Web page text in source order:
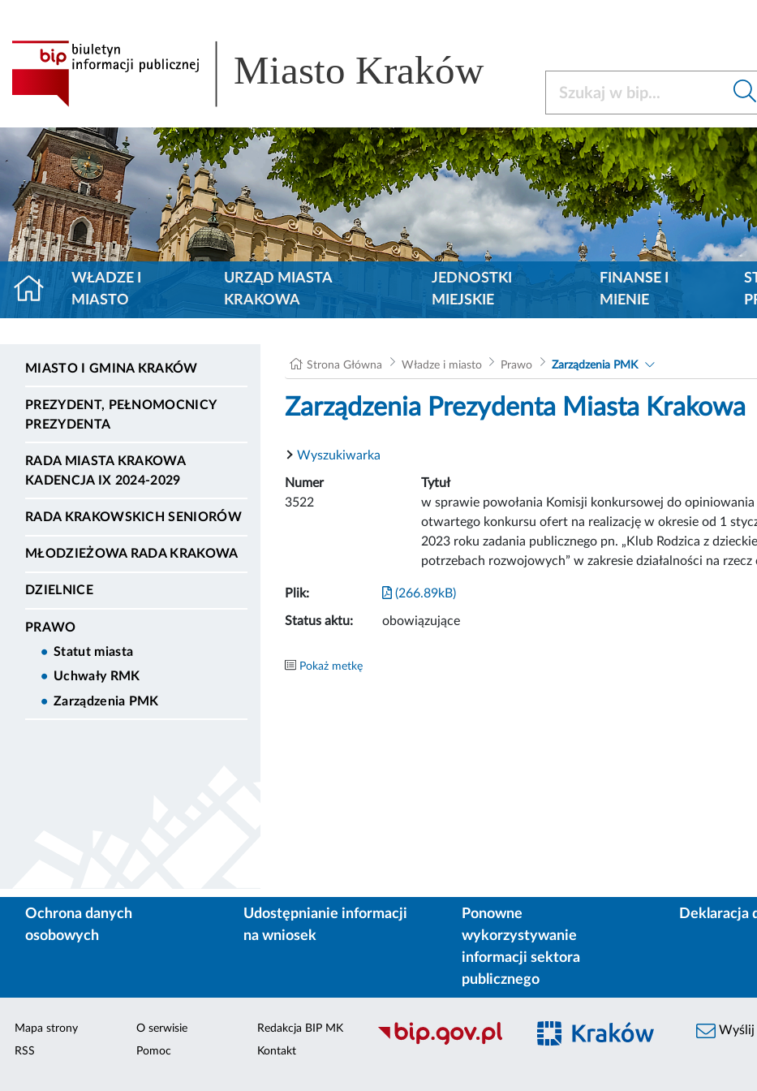
Miasto Kraków
WŁADZE I
MIASTO
URZĄD MIASTA
KRAKOWA
JEDNOSTKI
MIEJSKIE
FINANSE I
MIENIE
MIASTO I GMINA KRAKÓW
PREZYDENT, PEŁNOMOCNICY
PREZYDENTA
RADA MIASTA KRAKOWA
KADENCJA IX 2024-2029
RADA KRAKOWSKICH SENIORÓW
MŁODZIEŻOWA RADA KRAKOWA
DZIELNICE
PRAWO
Statut miasta
Uchwały RMK
Zarządzenia PMK
Strona Główna Władze i miasto Prawo Zarządzenia PMK
Zarządzenia Prezydenta Miasta Krakowa
Wyszukiwarka
Numer Tytuł
3522
w sprawie powołania Komisji konkursowej do
otwartego konkursu ofert na realizację w okresie od 1
2023 roku zadania publicznego pn. „Klub Rodzica z
potrzebach rozwojowych” w zakresie działalności na
Plik: (266.89kB)
Status aktu: obowiązujące
Pokaż metkę
Ochrona danych
osobowych
Udostępnianie informacji
na wniosek
Ponowne
wykorzystywanie
informacji sektora
publicznego
Deklaracja
Mapa strony
RSS
O serwisie
Pomoc
Redakcja BIP MK
Kontakt
Wyślij